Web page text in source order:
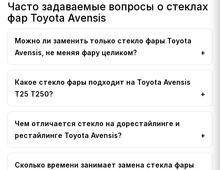
Часто задаваемые вопросы о стеклах
фар Toyota Avensis
Можно ли заменить только стекло фары Toyota
Avensis, не меняя фару целиком?
Какое стекло фары подходит на Toyota Avensis
T25 T250?
Чем отличается стекло на дорестайлинге и
рестайлинге Toyota Avensis?
Сколько времени занимает замена стекла фары